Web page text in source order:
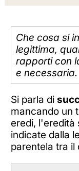
Che cosa si
legittima,
rapporti con
e necessaria.
Si parla di
mancando un
eredi, l'eredità
indicate dalla
parentela tra il